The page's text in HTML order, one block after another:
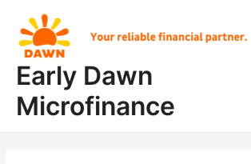
content
Early Dawn
Microfinance
navigation